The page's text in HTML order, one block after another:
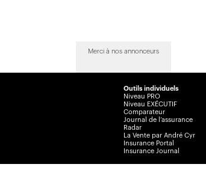
Merci à nos annonceurs
Outils individuels
Niveau PRO
Niveau EXÉCUTIF
Comparateur
Journal de l’assurance
Radar
La Vente par André Cyr
Insurance Portal
Insurance Journal